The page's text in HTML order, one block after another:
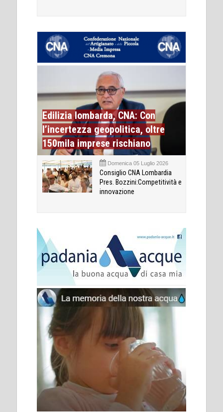
Edilizia lombarda, CNA: Con
l’incertezza geopolitica, oltre
150mila imprese rischiano
Domenica 05 Luglio 2026
Consiglio CNA Lombardia
Pres. Bozzini:Competitività e
innovazione